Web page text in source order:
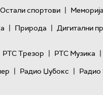
Остали спортови |
| Природа | Дигитални
РТС Трезор | РТС Музика |
| Радио Џубокс | Радио